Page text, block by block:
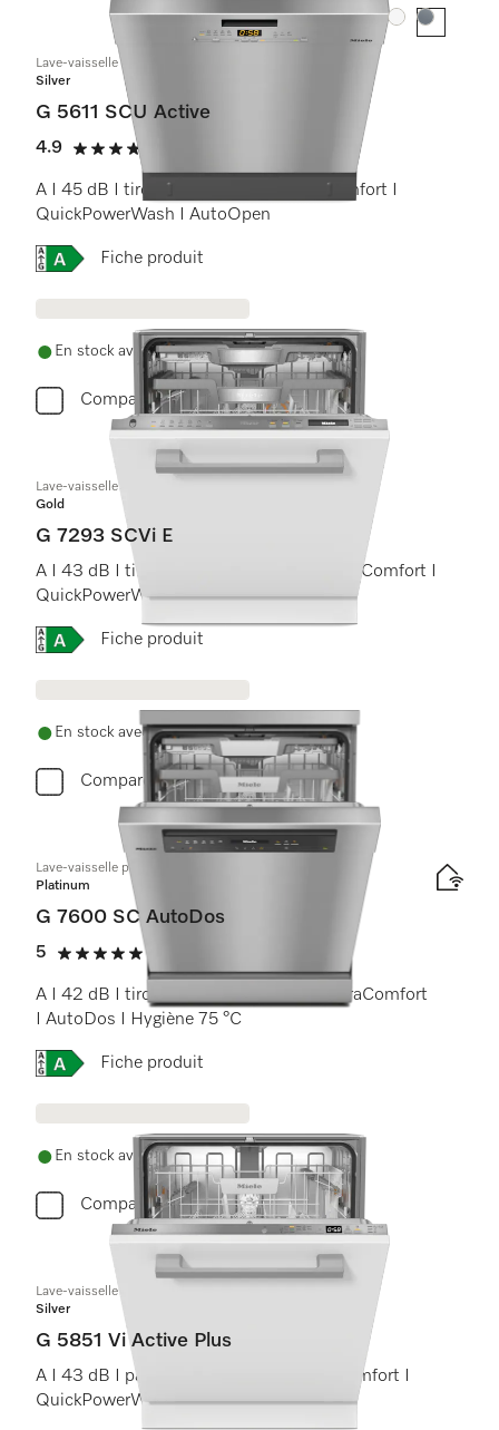
Couleur:Couleur:
Lave-vaisselle encastrable
Silver
G 5611 SCU Active
4.9
4.9 étoiles sur 5
A I 45 dB I tiroir à couverts I paniers Comfort I
QuickPowerWash I AutoOpen
Online Label Flag, Étiquette énergétique
Fiche produit
En stock avec livraison gratuite
Comparer
Lave-vaisselle totalement intégrable
Gold
G 7293 SCVi E
A I 43 dB I tiroir à couverts I paniers MaxiComfort I
QuickPowerWash I AutoOpen
Online Label Flag, Étiquette énergétique
Fiche produit
En stock avec livraison gratuite
Comparer
Lave-vaisselle posable
Platinum
G 7600 SC AutoDos
5
5 étoiles sur 5
A I 42 dB I tiroir à couverts I paniers ExtraComfort
I AutoDos I Hygiène 75 °C
Online Label Flag, Étiquette énergétique
Fiche produit
En stock avec livraison gratuite
Comparer
Lave-vaisselle totalement intégrable
Silver
G 5851 Vi Active Plus
A I 43 dB I panier à couverts I paniers Comfort I
QuickPowerWash I AutoOpen